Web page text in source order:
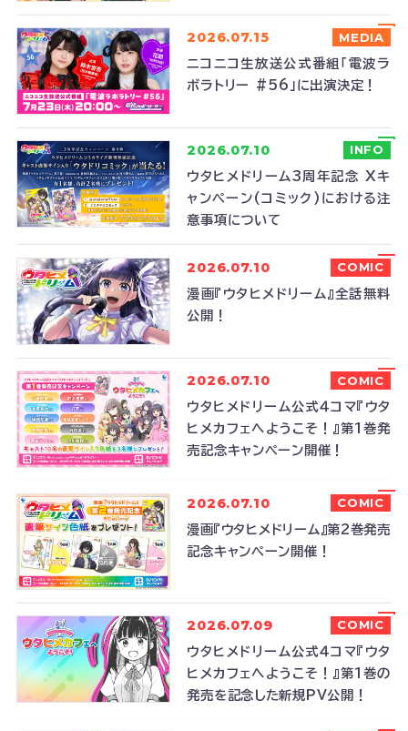
2026.07.15 MEDIA
ニコニコ生放送公式番組「電波ラ
ボラトリー #56」に出演決定！
2026.07.10 INFO
ウタヒメドリーム3周年記念 Xキ
ャンペーン(コミック)における注
意事項について
2026.07.10 COMIC
漫画『ウタヒメドリーム』全話無料
公開！
2026.07.10 COMIC
ウタヒメドリーム公式４コマ『ウタ
ヒメカフェへようこそ！』第1巻発
売記念キャンペーン開催！
2026.07.10 COMIC
漫画『ウタヒメドリーム』第2巻発売
記念キャンペーン開催！
2026.07.09 COMIC
ウタヒメドリーム公式４コマ『ウタ
ヒメカフェへようこそ！』第1巻の
発売を記念した新規PV公開！